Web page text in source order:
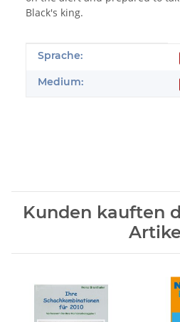
Black's king.
Produkteigenschaft
Wert
Sprache:
Medium:
Kunden kauften